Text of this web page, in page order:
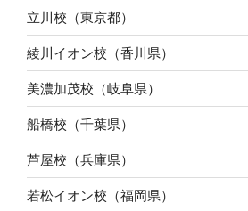
立川校（東京都）
綾川イオン校（香川県）
美濃加茂校（岐阜県）
船橋校（千葉県）
芦屋校（兵庫県）
若松イオン校（福岡県）